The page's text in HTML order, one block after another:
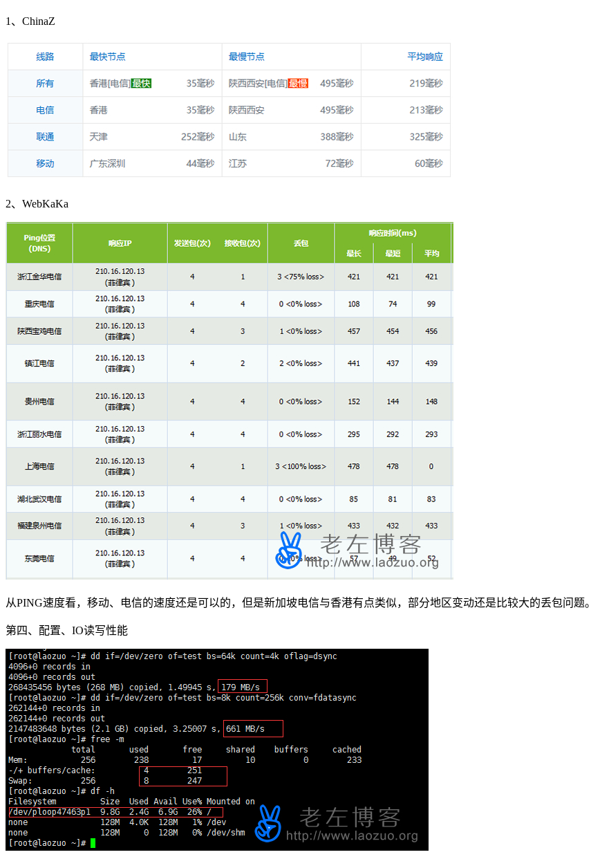
1、ChinaZ
2、WebKaKa
从PING速度看，移动、电信的速度还是可以的，但是新加坡电信与香港有点类似，部分地区变动还是比较大的丢包问题。
第四、配置、IO读写性能